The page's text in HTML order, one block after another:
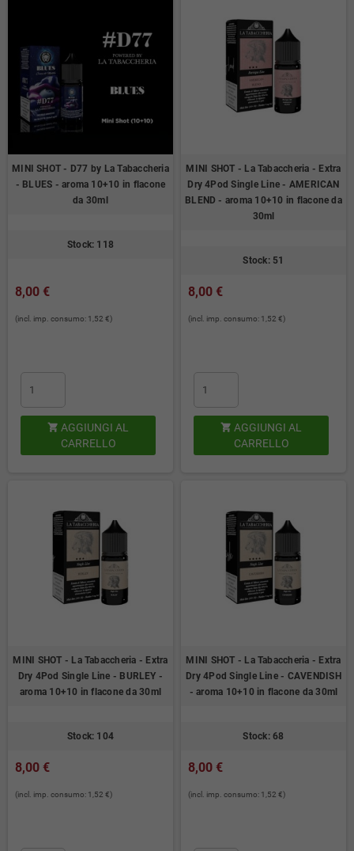
MINI SHOT - D77 by La Tabaccheria
- BLUES - aroma 10+10 in flacone
da 30ml
Stock: 118
8,00 €
(incl. imp. consumo: 1,52 €)
 AGGIUNGI AL
CARRELLO
MINI SHOT - La Tabaccheria - Extra
Dry 4Pod Single Line - AMERICAN
BLEND - aroma 10+10 in flacone da
30ml
Stock: 51
8,00 €
(incl. imp. consumo: 1,52 €)
 AGGIUNGI AL
CARRELLO
MINI SHOT - La Tabaccheria - Extra
Dry 4Pod Single Line - BURLEY -
aroma 10+10 in flacone da 30ml
Stock: 104
8,00 €
(incl. imp. consumo: 1,52 €)
MINI SHOT - La Tabaccheria - Extra
Dry 4Pod Single Line - CAVENDISH
- aroma 10+10 in flacone da 30ml
Stock: 68
8,00 €
(incl. imp. consumo: 1,52 €)